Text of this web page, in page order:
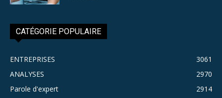
CATÉGORIE POPULAIRE
ENTREPRISES
3061
ANALYSES
2970
Parole d'expert
2914